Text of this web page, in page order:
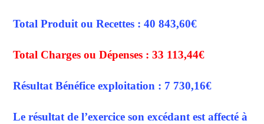
Total Produit ou Recettes : 40 843,60€
Total Charges ou Dépenses : 33 113,44€
Résultat Bénéfice exploitation : 7 730,16€
Le résultat de l’exercice son excédant est affecté à